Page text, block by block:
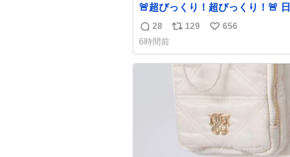
🚨超びっくり！超びっくり！🚨 日曜劇場
『#VIVANT』と ファミマの #コ
ウェア がコラボ！ 🧦ラインソックス 🟦今治
タオルハンカチ 「いいね」「保存」してファ
ミマへGO👀
返
信
数
28
リ
ス
129
い
ね
数
656
6時間前